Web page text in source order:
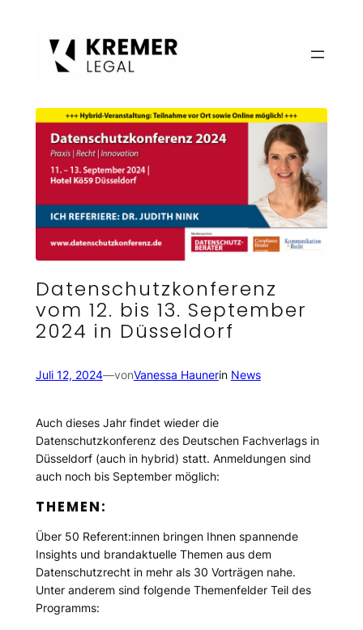
Datenschutzkonferenz
vom 12. bis 13. September
2024 in Düsseldorf
Juli 12, 2024—vonVanessa Haunerin News
Auch dieses Jahr findet wieder die
Datenschutzkonferenz des Deutschen Fachverlags in
Düsseldorf (auch in hybrid) statt. Anmeldungen sind
auch noch bis September möglich:
THEMEN:
Über 50 Referent:innen bringen Ihnen spannende
Insights und brandaktuelle Themen aus dem
Datenschutzrecht in mehr als 30 Vorträgen nahe.
Unter anderem sind folgende Themenfelder Teil des
Programms: